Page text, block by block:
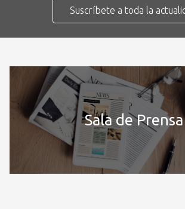
Suscríbete a toda la
Sala de Prensa